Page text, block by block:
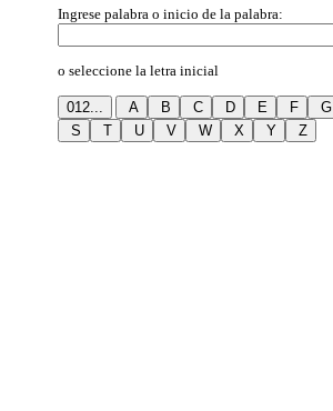
Ingrese palabra o inicio de la palabra:
o seleccione la letra inicial